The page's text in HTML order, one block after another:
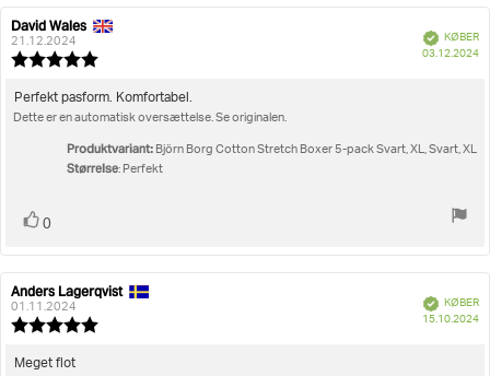
Forfatter
af
bedømmelsen:
David Wales
21.12.2024
ud
stjerner
Verificeret
KØBER
03.12.2024
Tekst
til
bedømmelsen:
Perfekt pasform. Komfortabel.
Dette er en automatisk oversættelse. Se originalen.
Produktvariant: Björn Borg Cotton Stretch Boxer 5-pack Svart, XL, Svart, XL
Størrelse: Perfekt
Stem
0
Forfatter
af
bedømmelsen:
Anders Lagerqvist
01.11.2024
Verificeret
KØBER
15.10.2024
Tekst
Meget flot